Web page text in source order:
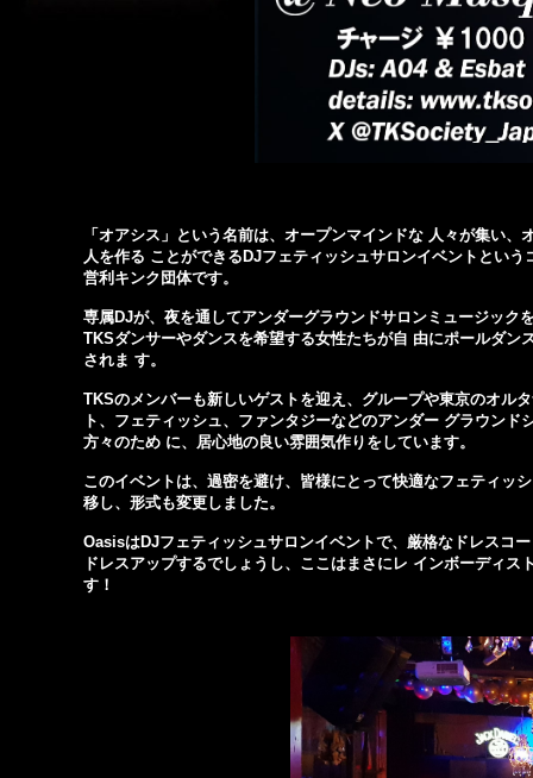
「オアシス」という名前は、オープンマインドな 人々が集い
人を作る ことができるDJフェティッシュサロンイベントとい
営利キンク団体です。
専属DJが、夜を通してアンダーグラウンドサロンミュージッ
TKSダンサーやダンスを希望する女性たちが自 由にポールダ
されま す。
TKSのメンバーも新しいゲストを迎え、グループや東京のオル
ト、フェティッシュ、ファンタジーなどのアンダー グラウン
方々のため に、居心地の良い雰囲気作りをしています。
このイベントは、過密を避け、皆様にとって快適なフェティッ
移し、形式も変更しました。
OasisはDJフェティッシュサロンイベントで、厳格なドレスコ
ドレスアップするでしょうし、ここはまさにレ インボーディ
す！